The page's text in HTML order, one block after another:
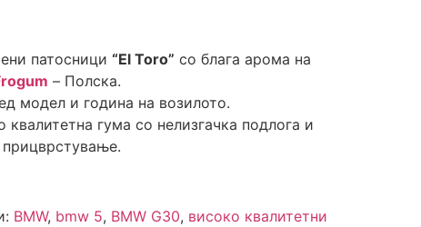
патосници “El Toro” со блага арома на
– Полска.
модел и година на возилото.
гума со нелизгачка подлога и
BMW, bmw 5, BMW G30, високо квалитетни